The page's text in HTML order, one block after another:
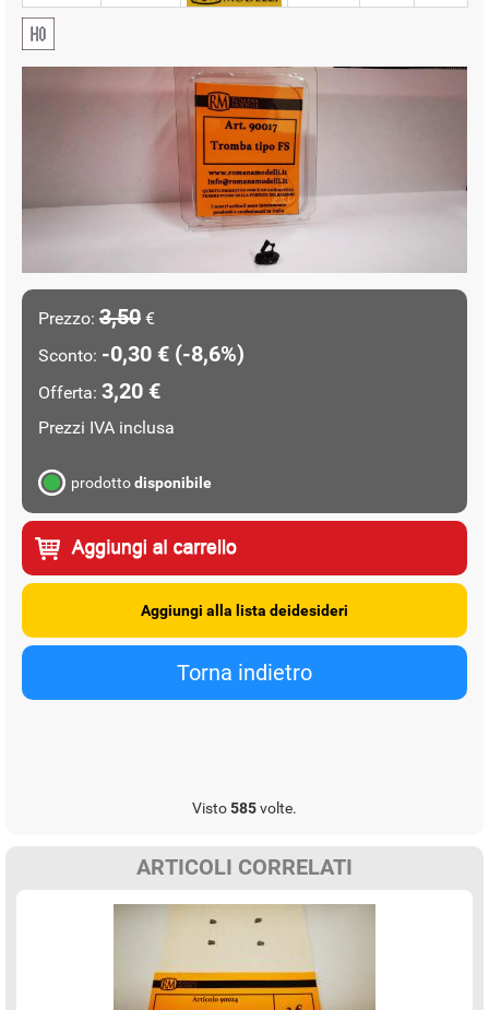
Prezzo: 3,50 €
Sconto: -0,30 € (-8,6%)
Offerta: 3,20 €
Prezzi IVA inclusa
prodottodisponibile
Visto585volte.
ARTICOLI CORRELATI